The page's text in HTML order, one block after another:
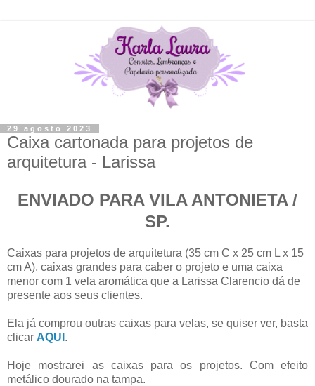
29 agosto 2023
Caixa cartonada para projetos de
arquitetura - Larissa
ENVIADO PARA VILA ANTONIETA /
SP.
Caixas para projetos de arquitetura (35 cm C x 25 cm L x 15
cm A), caixas grandes para caber o projeto e uma caixa
menor com 1 vela aromática que a Larissa Clarencio dá de
presente aos seus clientes.
Ela já comprou outras caixas para velas, se quiser ver, basta
clicar AQUI .
Hoje mostrarei as caixas para os projetos. Com efeito
metálico dourado na tampa.